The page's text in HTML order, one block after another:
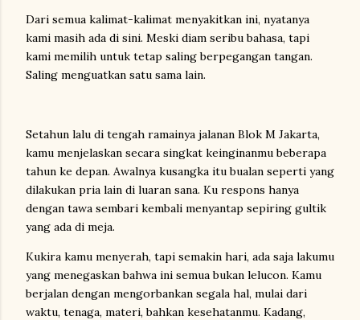
Dari semua kalimat-kalimat menyakitkan ini, nyatanya
kami masih ada di sini. Meski diam seribu bahasa, tapi
kami memilih untuk tetap saling berpegangan tangan.
Saling menguatkan satu sama lain.
Setahun lalu di tengah ramainya jalanan Blok M Jakarta,
kamu menjelaskan secara singkat keinginanmu beberapa
tahun ke depan. Awalnya kusangka itu bualan seperti yang
dilakukan pria lain di luaran sana. Ku respons hanya
dengan tawa sembari kembali menyantap sepiring gultik
yang ada di meja.
Kukira kamu menyerah, tapi semakin hari, ada saja lakumu
yang menegaskan bahwa ini semua bukan lelucon. Kamu
berjalan dengan mengorbankan segala hal, mulai dari
waktu, tenaga, materi, bahkan kesehatanmu. Kadang,